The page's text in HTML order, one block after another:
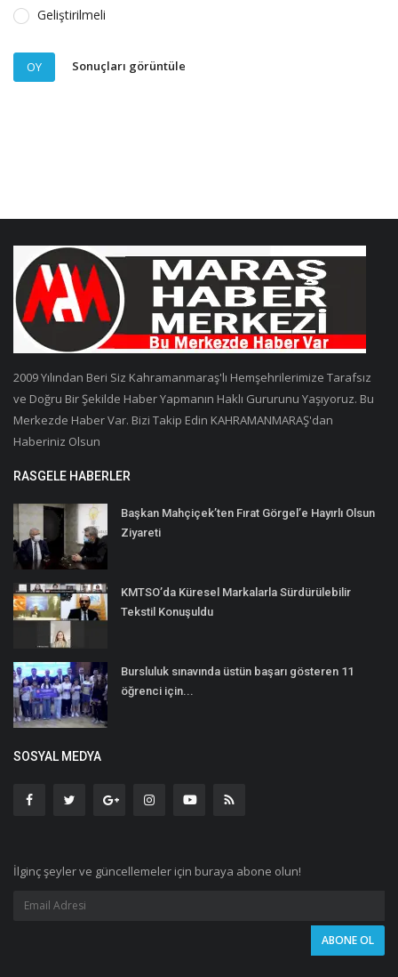
Geliştirilmeli
OY Sonuçları görüntüle
2009 Yılından Beri Siz Kahramanmaraş'lı Hemşehrilerimize Tarafsız
ve Doğru Bir Şekilde Haber Yapmanın Haklı Gururunu Yaşıyoruz. Bu
Merkezde Haber Var. Bizi Takip Edin KAHRAMANMARAŞ'dan
Haberiniz Olsun
RASGELE HABERLER
Başkan Mahçiçek’ten Fırat Görgel’e Hayırlı Olsun
Ziyareti
KMTSO’da Küresel Markalarla Sürdürülebilir
Tekstil Konuşuldu
Bursluluk sınavında üstün başarı gösteren 11
öğrenci için...
SOSYAL MEDYA
İlginç şeyler ve güncellemeler için buraya abone olun!